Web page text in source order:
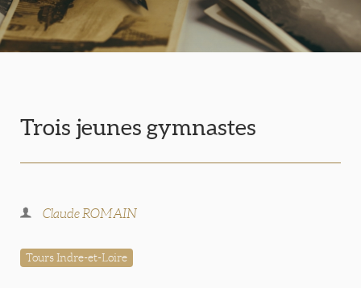
Trois jeunes gymnastes
Claude ROMAIN
Tours Indre-et-Loire